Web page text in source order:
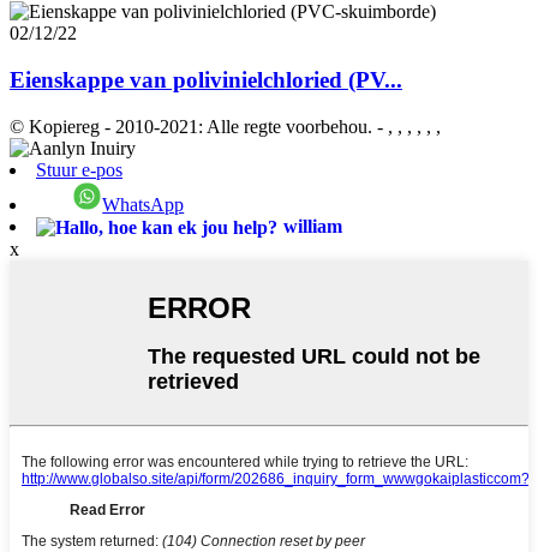
02/12/22
Eienskappe van polivinielchloried (PV...
© Kopiereg - 2010-2021: Alle regte voorbehou. - , , , , , ,
Stuur e-pos
WhatsApp
william
x